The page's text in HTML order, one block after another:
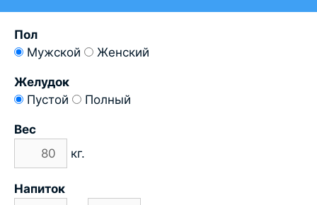
Пол
Мужской
Женский
Желудок
Пустой
Полный
Вес
кг.
Напиток